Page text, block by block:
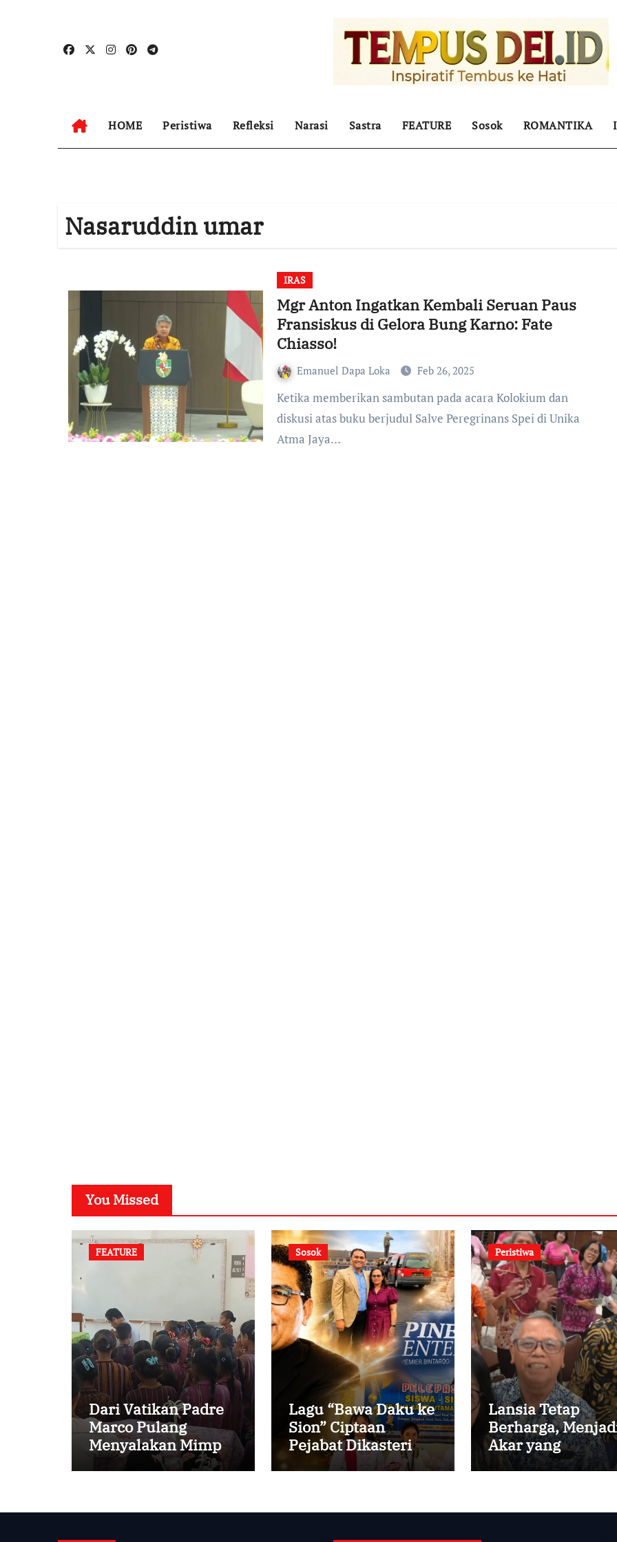
HOME Peristiwa Refleksi Narasi Sastra FEATURE Sosok ROMANTIKA
Nasaruddin umar
IRAS
Mgr Anton Ingatkan Kembali Seruan Paus
Fransiskus di Gelora Bung Karno: Fate
Chiasso!
Emanuel Dapa Loka Feb 26, 2025
Ketika memberikan sambutan pada acara Kolokium dan
diskusi atas buku berjudul Salve Peregrinans Spei di Unika
Atma Jaya…
You Missed
FEATURE
Dari Vatikan Padre
Marco Pulang
Menyalakan Mimpi
Anak-anak Desa
Sosok
Lagu “Bawa Daku ke
Sion” Ciptaan
Pejabat Dikasteri
Vatikan, Peraih
Peristiwa
Lansia Tetap
Berharga,
Akar yang
Menghidupi